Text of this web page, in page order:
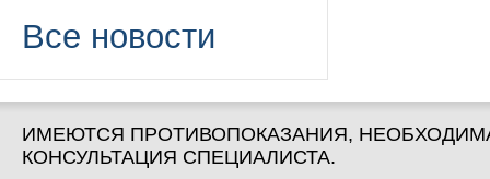
Все новости
ИМЕЮТСЯ ПРОТИВОПОКАЗАНИЯ,
КОНСУЛЬТАЦИЯ СПЕЦИАЛИСТА.